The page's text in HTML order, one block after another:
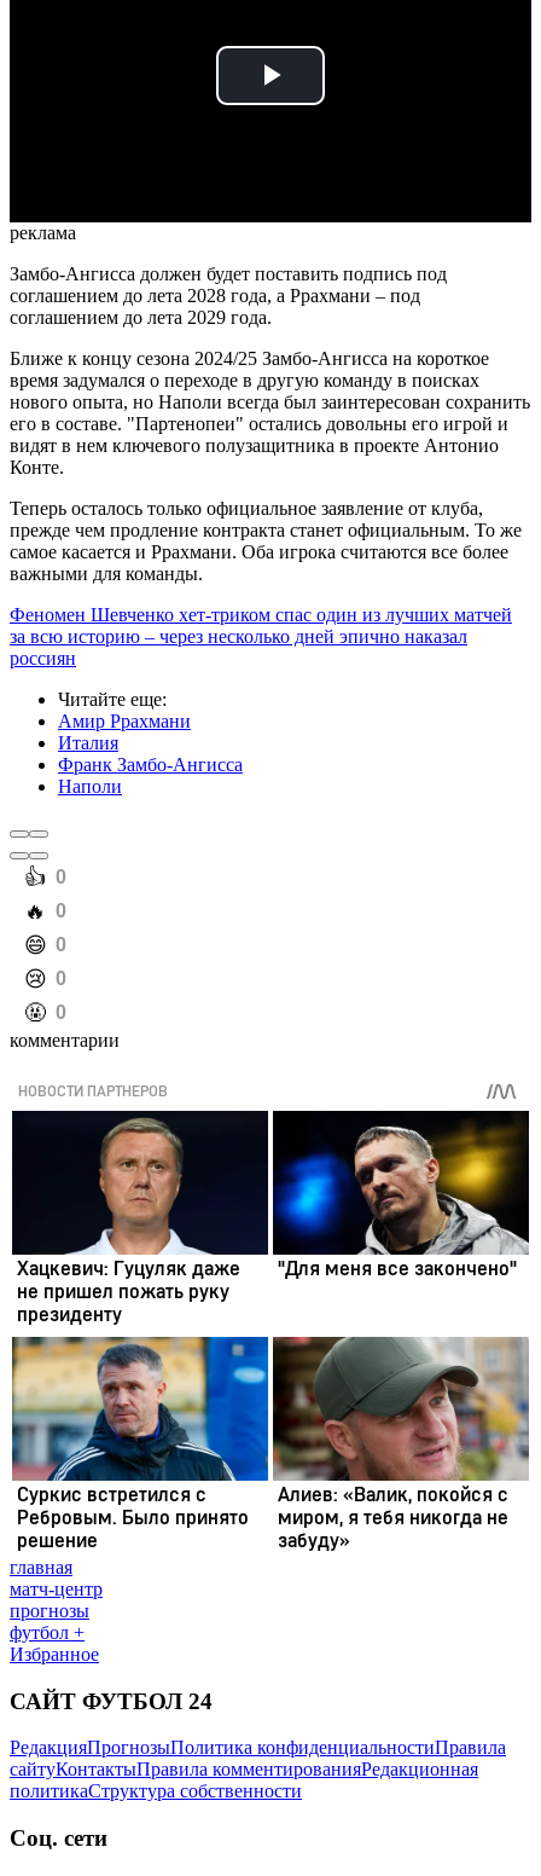
Play
реклама
Замбо-Ангисса должен будет поставить подпись под
соглашением до лета 2028 года, а Ррахмани – под
соглашением до лета 2029 года.
Ближе к концу сезона 2024/25 Замбо-Ангисса на короткое
время задумался о переходе в другую команду в поисках
нового опыта, но Наполи всегда был заинтересован сохранить
его в составе. "Партенопеи" остались довольны его игрой и
видят в нем ключевого полузащитника в проекте Антонио
Конте.
Теперь осталось только официальное заявление от клуба,
прежде чем продление контракта станет официальным. То же
самое касается и Ррахмани. Оба игрока считаются все более
важными для команды.
Феномен Шевченко хет-триком спас один из лучших матчей
за всю историю – через несколько дней эпично наказал
россиян
Читайте еще:
Амир Ррахмани
Италия
Франк Замбо-Ангисса
Наполи
️👍 0
️🔥 0
️😄 0
️😢 0
️🤬 0
комментарии
главная
матч-центр
прогнозы
футбол +
Избранное
САЙТ ФУТБОЛ 24
РедакцияПрогнозыПолитика конфиденциальностиПравила
сайтуКонтактыПравила комментированияРедакционная
политикаСтруктура собственности
Соц. сети